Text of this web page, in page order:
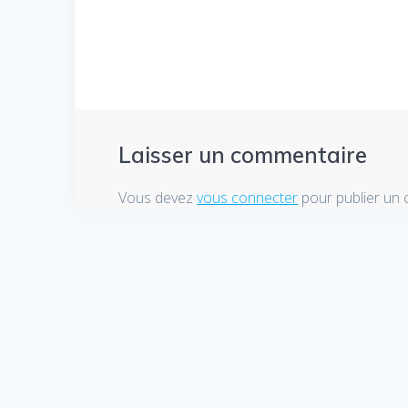
Laisser un commentaire
Vous devezvous connecter pour publier un